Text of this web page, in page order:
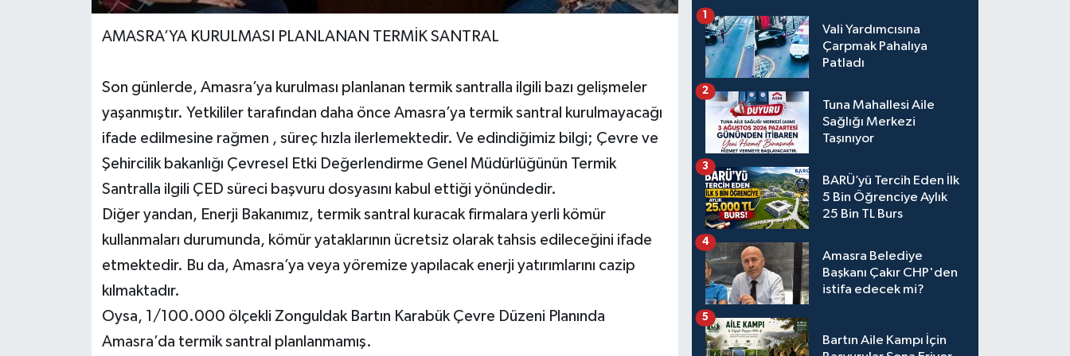
AMASRA’YA KURULMASI PLANLANAN TERMİK SANTRAL
Son günlerde, Amasra’ya kurulması planlanan termik santralla ilgili bazı gelişmeler
yaşanmıştır. Yetkililer tarafından daha önce Amasra’ya termik santral kurulmayacağı
ifade edilmesine rağmen , süreç hızla ilerlemektedir. Ve edindiğimiz bilgi; Çevre ve
Şehircilik bakanlığı Çevresel Etki Değerlendirme Genel Müdürlüğünün Termik
Santralla ilgili ÇED süreci başvuru dosyasını kabul ettiği yönündedir.
Diğer yandan, Enerji Bakanımız, termik santral kuracak firmalara yerli kömür
kullanmaları durumunda, kömür yataklarının ücretsiz olarak tahsis edileceğini ifade
etmektedir. Bu da, Amasra’ya veya yöremize yapılacak enerji yatırımlarını cazip
kılmaktadır.
Oysa, 1/100.000 ölçekli Zonguldak Bartın Karabük Çevre Düzeni Planında
Amasra’da termik santral planlanmamış.
Vali Yardımcısına
Çarpmak Pahalıya
Patladı
1
Tuna Mahallesi Aile
Sağlığı Merkezi
Taşınıyor
2
BARÜ’yü Tercih Eden İlk
5 Bin Öğrenciye Aylık
25 Bin TL Burs
3
Amasra Belediye
Başkanı Çakır CHP'den
istifa edecek mi?
4
Bartın Aile Kampı İçin
5
Yerel Yönetimler